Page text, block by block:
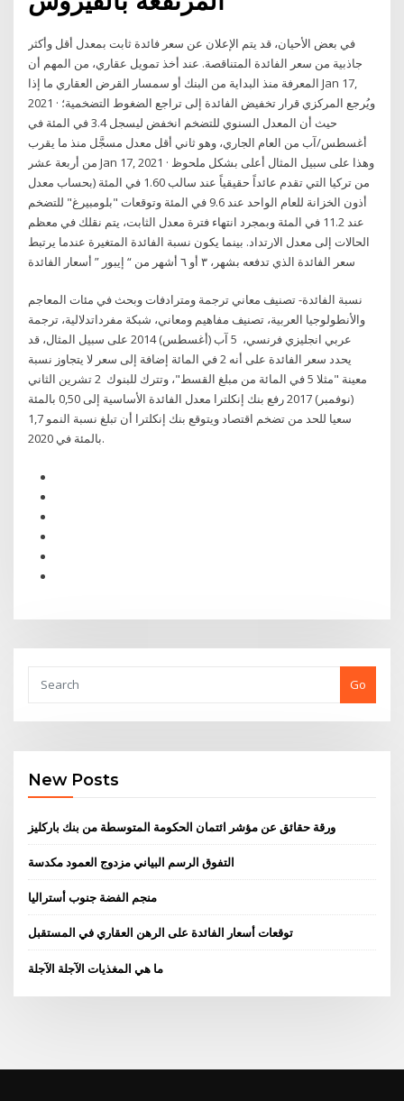
في بعض الأحيان، قد يتم الإعلان عن سعر فائدة ثابت بمعدل أقل وأكثر
جاذبية من سعر الفائدة المتناقصة. عند أخذ تمويل عقاري، من المهم أن
المعرفة منذ البداية من البنك أو سمسار القرض العقاري ما إذا Jan 17,
2021 · ويُرجع المركزي قرار تخفيض الفائدة إلى تراجع الضغوط التضخمية؛
حيث أن المعدل السنوي للتضخم انخفض ليسجل 3.4 في المئة في
أغسطس/آب من العام الجاري، وهو ثاني أقل معدل مسجَّل منذ ما يقرب
من أربعة عشر Jan 17, 2021 · وهذا على سبيل المثال أعلى بشكل ملحوظ
من تركيا التي تقدم عائداً حقيقياً عند سالب 1.60 في المئة (بحساب معدل
أذون الخزانة للعام الواحد عند 9.6 في المئة وتوقعات "بلومبيرغ" للتضخم
عند 11.2 في المئة وبمجرد انتهاء فترة معدل الثابت، يتم نقلك في معظم
الحالات إلى معدل الارتداد. بينما يكون نسبة الفائدة المتغيرة عندما يرتبط
سعر الفائدة الذي تدفعه بشهر، ٣ أو ٦ أشهر من “ إيبور ” أسعار الفائدة
نسبة الفائدة- تصنيف معاني ترجمة ومترادفات وبحث في مئات المعاجم
والأنطولوجيا العربية، تصنيف مفاهيم ومعاني، شبكة مفرداتدلالية، ترجمة
عربي انجليزي فرنسي، 5 آب (أغسطس) 2014 على سبيل المثال، قد
يحدد سعر الفائدة على أنه 2 في المائة إضافة إلى سعر لا يتجاوز نسبة
معينة "مثلا 5 في المائة من مبلغ القسط"، وتترك للبنوك 2 تشرين الثاني
(نوفمبر) 2017 رفع بنك إنكلترا معدل الفائدة الأساسية إلى 0,50 بالمئة
سعيا للحد من تضخم اقتصاد ويتوقع بنك إنكلترا أن تبلغ نسبة النمو 1,7
بالمئة في 2020.
Go
New Posts
ورقة حقائق عن مؤشر ائتمان الحكومة المتوسطة من بنك باركليز
التفوق الرسم البياني مزدوج العمود مكدسة
منجم الفضة جنوب أستراليا
توقعات أسعار الفائدة على الرهن العقاري في المستقبل
ما هي المغذيات الآجلة الآجلة